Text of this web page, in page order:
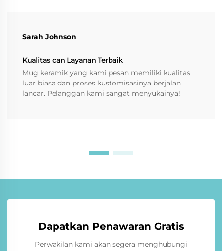
Sarah Johnson
Kualitas dan Layanan Terbaik
Mug keramik yang kami pesan memiliki kualitas
luar biasa dan proses kustomisasinya berjalan
lancar. Pelanggan kami sangat menyukainya!
Dapatkan Penawaran Gratis
Perwakilan kami akan segera menghubungi